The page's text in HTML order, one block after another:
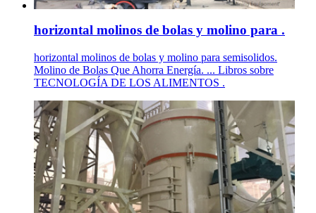
horizontal molinos de bolas y molino para .
horizontal molinos de bolas y molino para semisolidos.
Molino de Bolas Que Ahorra Energía. ... Libros sobre
TECNOLOGÍA DE LOS ALIMENTOS .